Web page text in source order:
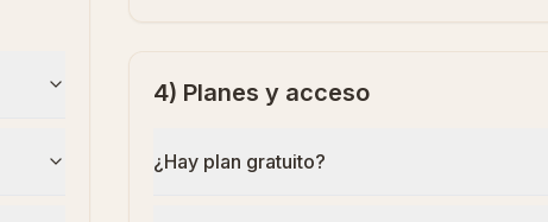
4) Planes y acceso
¿Hay plan gratuito?